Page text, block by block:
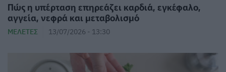
Πώς η υπέρταση επηρεάζει καρδιά, εγκέφαλο,
αγγεία, νεφρά και μεταβολισμό
ΜΕΛΈΤΕΣ 13/07/2026 - 13:30